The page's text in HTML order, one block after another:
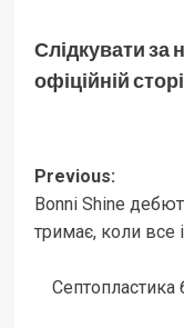
Слідкувати
офіційній
Post
Previous:
Bonni Shine
тримає, коли все
Септопластика